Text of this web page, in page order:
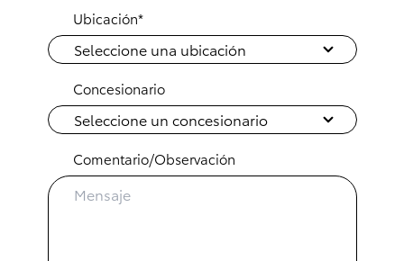
Ubicación*
Concesionario
Comentario/Observación